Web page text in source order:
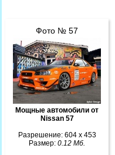
Фото № 57
Мощные автомобили от
Nissan 57
Разрешение: 604 x 453
Размер: 0.12 Мб.